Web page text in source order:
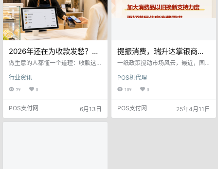
2026年还在为收款发愁？掌
银T9智能POS和M3收银
做生意的人都懂一个道理：收款这
钱。 可现实是——刷卡、扫码、刷
脸、碰一下，顾客的付款方式越来
和体验。 瑞升达掌银商服今年主推
的两款产品，正是冲着这些痛点来
行业资讯
79 0
POS支付网 6月13日
提振消费，瑞升达掌银商服
的机会来啦！
一纸政策搅动市场风云，最近，国
费。可以预见，在不久的将来，在
政策的加持下，消费会大幅提升。
中，三月份同比增长21.6%，这表明
国内消费市场持续升温，人们的消
POS机代理
109 0
POS支付网 25年4月11日